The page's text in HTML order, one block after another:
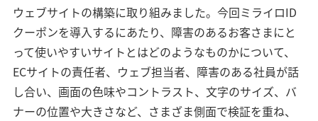
ウェブサイトの構築に取り組みました。今回ミライロID
クーポンを導入するにあたり、障害のあるお客さまにと
って使いやすいサイトとはどのようなものかについて、
ECサイトの責任者、ウェブ担当者、障害のある社員が話
し合い、画面の色味やコントラスト、文字のサイズ、バ
ナーの位置や大きさなど、さまざま側面で検証を重ね、